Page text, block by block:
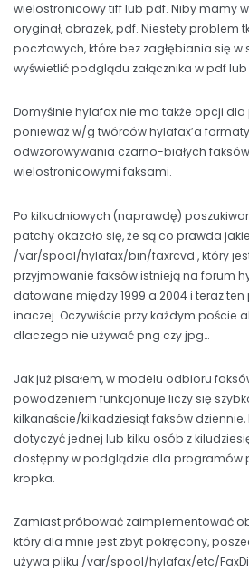
wielostronicowy tiff lub pdf. Niby mamy
oryginał, obrazek, pdf. Niestety problem
pocztowych, które bez zagłębiania się w
wyświetlić podglądu załącznika w pdf lub
Domyślnie hylafax nie ma także opcji
ponieważ w/g twórców hylafax’a
odwzorowywania czarno-białych
wielostronicowymi faksami.
Po kilkudniowych (naprawdę)
patchy okazało się, że są co prawda
/var/spool/hylafax/bin/faxrcvd , który
przyjmowanie faksów istnieją na forum
datowane między 1999 a 2004 i teraz ten
inaczej. Oczywiście przy każdym poście
dlaczego nie używać png czy jpg…
Jak już pisałem, w modelu odbioru
powodzeniem funkcjonuje liczy się
kilkanaście/kilkadziesiąt faksów
dotyczyć jednej lub kilku osób z
dostępny w podglądzie dla programów
kropka.
Zamiast próbować zaimplementować
który dla mnie jest zbyt pokręcony,
używa pliku /var/spool/hylafax/etc/